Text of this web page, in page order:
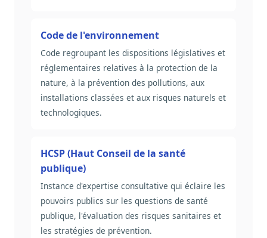
Code de l'environnement
Code regroupant les dispositions législatives et
réglementaires relatives à la protection de la
nature, à la prévention des pollutions, aux
installations classées et aux risques naturels et
technologiques.
HCSP (Haut Conseil de la santé
publique)
Instance d'expertise consultative qui éclaire les
pouvoirs publics sur les questions de santé
publique, l'évaluation des risques sanitaires et
les stratégies de prévention.